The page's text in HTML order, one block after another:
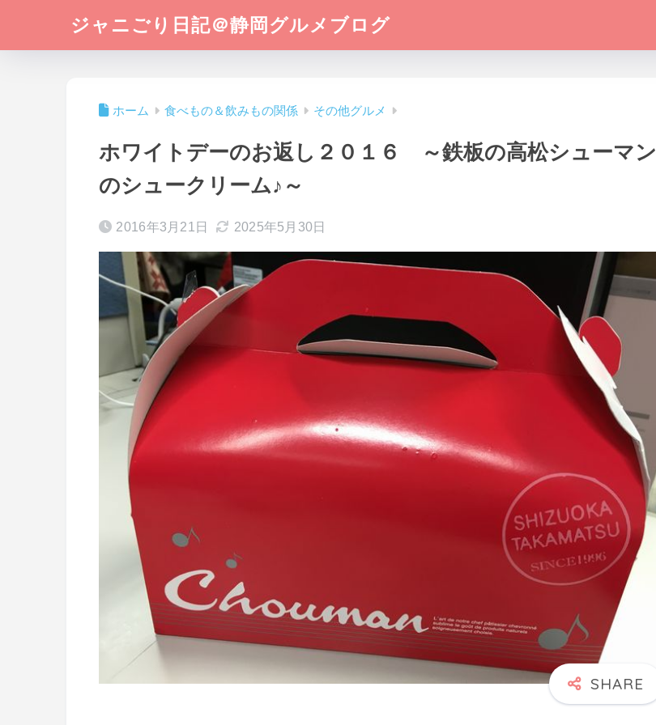
ジャニごり日記＠静岡グルメブログ
ホーム 食べもの＆飲みもの関係 その他グルメ
ホワイトデーのお返し２０１６ ～鉄板の高松シューマン
のシュークリーム♪～
2016年3月21日 2025年5月30日